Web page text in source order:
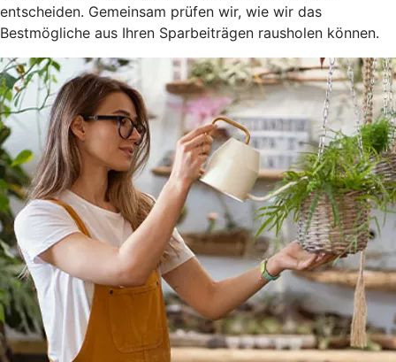
entscheiden. Gemeinsam prüfen wir, wie wir das
Bestmögliche aus Ihren Sparbeiträgen rausholen können.